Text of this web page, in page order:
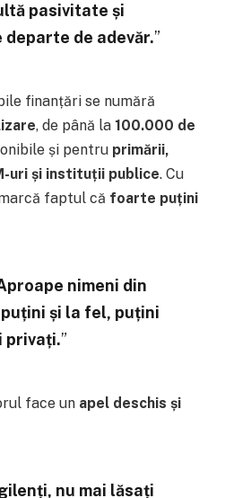
pasivitate și
de adevăr.”
finanțări se numără
, de până la 100.000 de
și pentru primării,
uri și instituții publice. Cu
faptul că foarte puțini
nimeni din
și la fel, puțini
privați.”
face un apel deschis și
nu mai lăsați